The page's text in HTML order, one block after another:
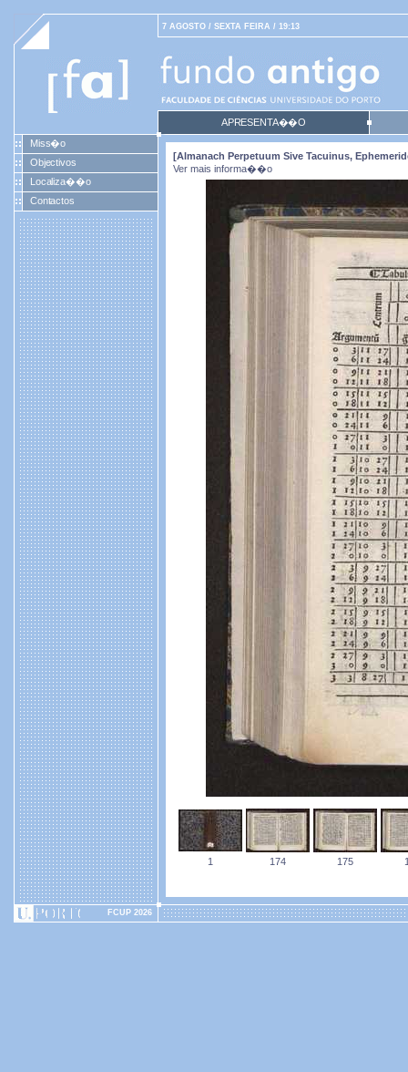
7 AGOSTO / SEXTA FEIRA / 19:13
APRESENTA��O
Miss�o
Objectivos
Localiza��o
Contactos
[Almanach Perpetuum Sive Tacuinus,
Ver mais informa��o
1 174 175
FCUP 2026